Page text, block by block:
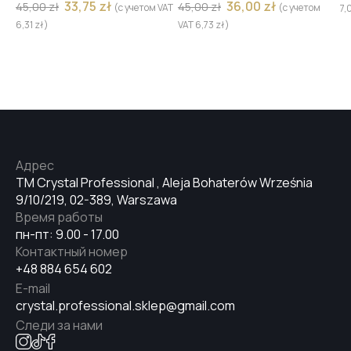
№36
№37
№38
45,00zł 33,75 zł (с учетом VAT
6,31 zł)
45,00zł 36,00 zł (с учетом
VAT6,73 zł)
TM Crystal Professional , Aleja Bohaterów Września
9/10/219, 02-389, Warszawa
Адрес
пн-пт: 9.00 - 17.00
Время работы
+48 884 654 602
Контактный номер
crystal.professional.sklep@gmail.com
E-mail
Следи за нами